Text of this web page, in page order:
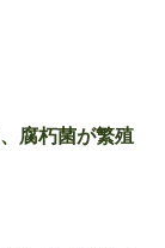
腐朽菌が繁殖